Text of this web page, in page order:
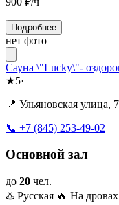
Подробнее
нет фото
Сауна \"Lucky\"-
★5·
📍 Ульяновская улица, 7
📞 +7 (845) 253-49-02
Основной зал
до 20 чел.
♨️ Русская 🔥 На дровах